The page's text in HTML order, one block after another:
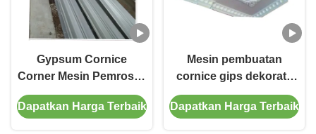
Gypsum Cornice
Corner Mesin Pemroses
Dengan Fungsi
Dekorasi Mewah
Dapatkan Harga Terbaik
Mesin pembuatan
cornice gips dekoratif
interior dengan cetakan
Dapatkan Harga Terbaik